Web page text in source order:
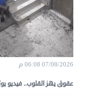
07/08/2026 06:08 م
عقوق يهز القلوب.. فيديو